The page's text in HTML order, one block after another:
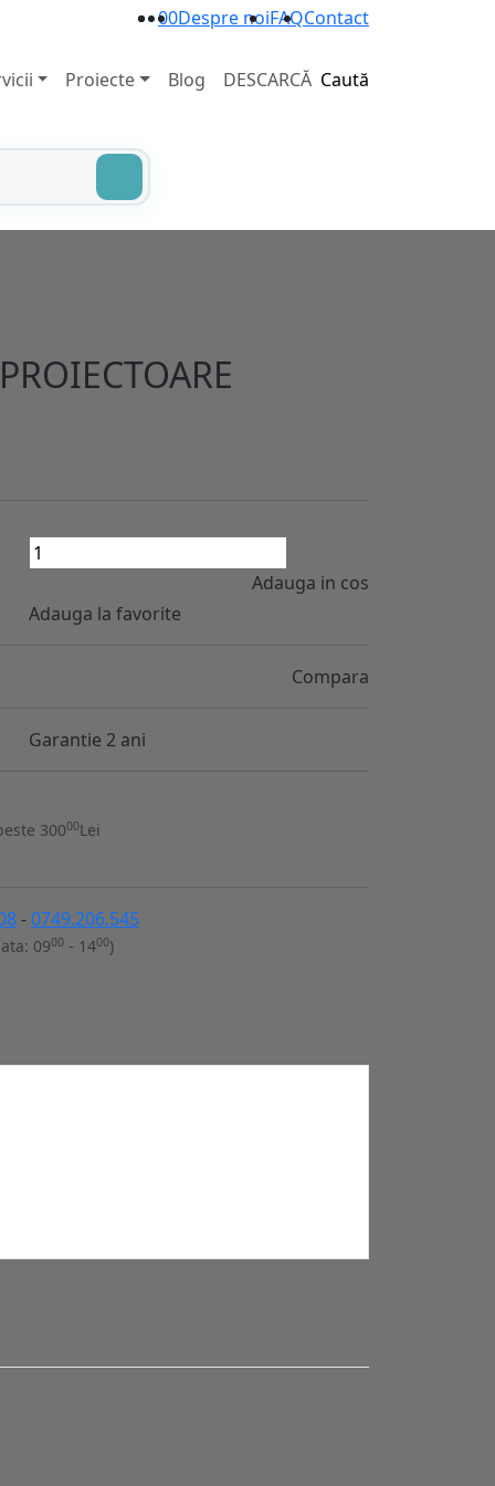
00Despre noiFAQContact
Proiecte Blog DESCARCĂ Caută
Adauga in cos
Adauga la favorite
Compara
Garantie 2 ani
30000Lei
-0749.206.545
0900 - 1400)